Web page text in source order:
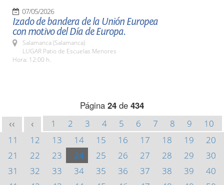
07/05/2026
Izado de bandera de la Unión Europea
con motivo del Día de Europa.
Salamanca (Salamanca)
LUGAR Patio de Escuelas Menores
Hora: 12:00 h.
Página 24 de 434
<< < 1 2 3 4 5 6 7 8 9
10
11
12 13 14 15 16 17 18 19
20
21
22 23 24 25 26 27 28 29
30
31
32 33 34 35 36 37 38 39
40